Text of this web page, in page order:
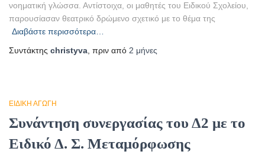
νοηματική γλώσσα. Αντίστοιχα, οι μαθητές του Ειδικού Σχολείου,
παρουσίασαν θεατρικό δρώμενο σχετικό με το θέμα της
Διαβάστε περισσότερα…
Συντάκτης christyva , πριν από 2 μήνες
ΕΙΔΙΚΉ ΑΓΩΓΉ
Συνάντηση συνεργασίας του Δ2 με το
Ειδικό Δ. Σ. Μεταμόρφωσης